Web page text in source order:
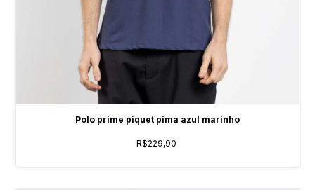
Polo prime piquet pima azul marinho
R$229,90